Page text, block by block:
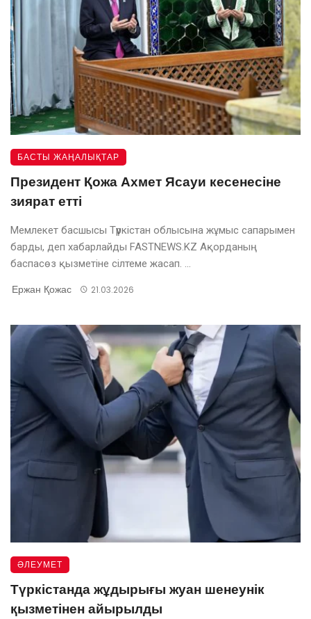
БАСТЫ ЖАҢАЛЫҚТАР
Президент Қожа Ахмет Ясауи кесенесіне
зиярат етті
Мемлекет басшысы Түркістан облысына жұмыс сапарымен
барды, деп хабарлайды FASTNEWS.KZ Ақорданың
баспасөз қызметіне сілтеме жасап. ...
Ержан Қожас 21.03.2026
ӘЛЕУМЕТ
Түркістанда жұдырығы жуан шенеунік
қызметінен айырылды